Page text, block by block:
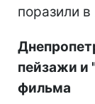
поразили в
пейзажи и
фильма